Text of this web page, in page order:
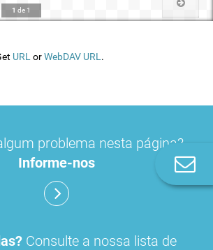
1 de 1
URL orWebDAV URL .
problema nesta página?
Informe-nos
Consulte a nossa lista de